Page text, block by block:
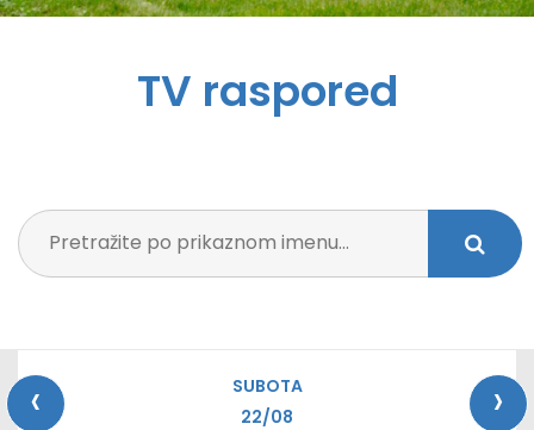
TV raspored
SUBOTA
22/08
‹ ›